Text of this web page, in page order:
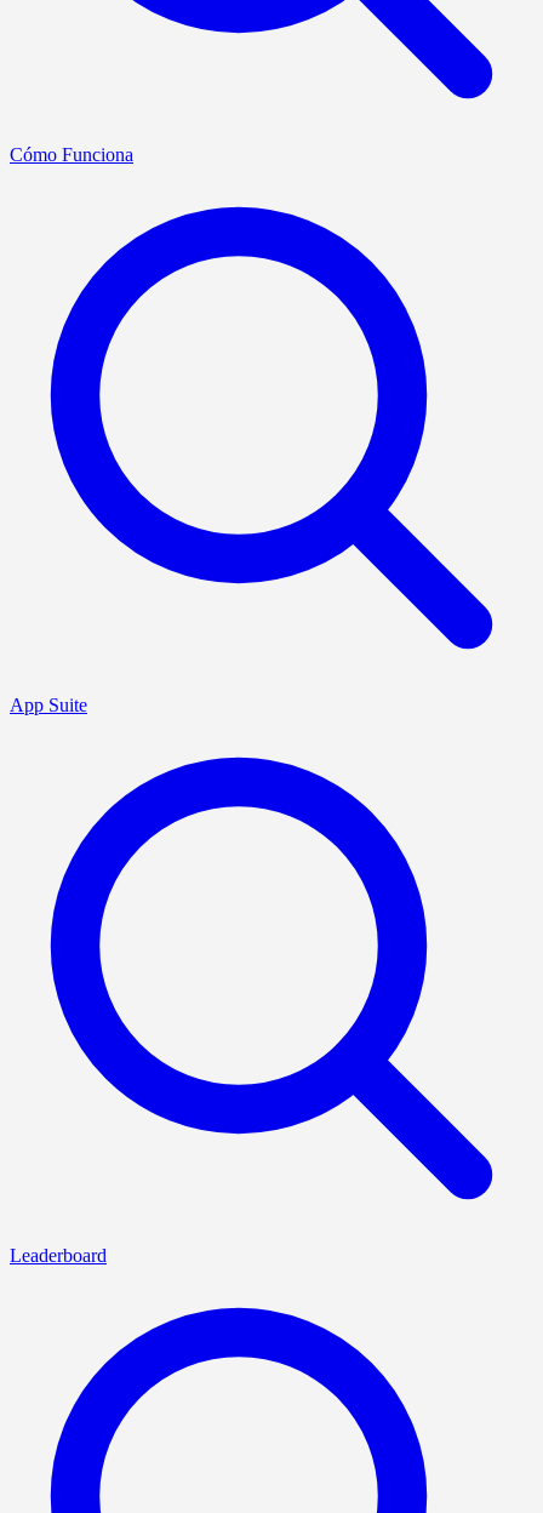
Cómo Funciona
App Suite
Leaderboard